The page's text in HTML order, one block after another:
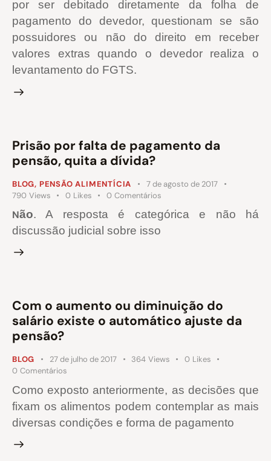
por ser debitado diretamente da folha de
pagamento do devedor, questionam se são
possuidores ou não do direito em receber
valores extras quando o devedor realiza o
levantamento do FGTS.
Prisão por falta de pagamento da
pensão, quita a dívida?
BLOG, PENSÃO ALIMENTÍCIA
7 de agosto de 2017
790 Views 0 Likes 0 Comentários
Não. A resposta é categórica e não há
discussão judicial sobre isso
Com o aumento ou diminuição do
salário existe o automático ajuste da
pensão?
BLOG 27 de julho de 2017 364 Views 0 Likes
0 Comentários
Como exposto anteriormente, as decisões que
fixam os alimentos podem contemplar as mais
diversas condições e forma de pagamento